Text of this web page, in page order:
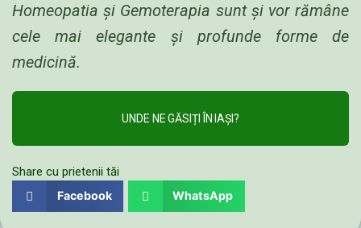
Homeopatia și Gemoterapia sunt și vor rămâne
cele mai elegante și profunde forme de
medicină.
UNDE NE GĂSIȚI ÎN IAȘI?
Share cu prietenii tăi
Facebook WhatsApp